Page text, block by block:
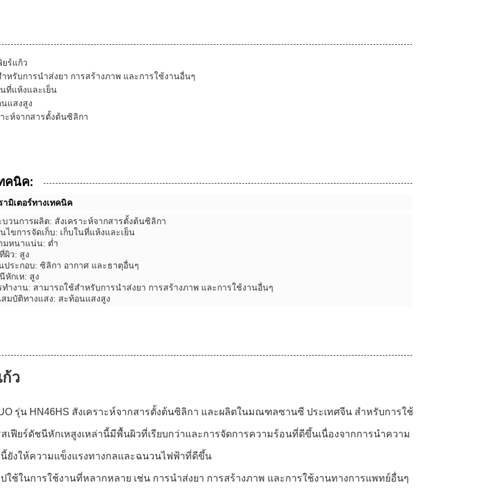
ยร์แก้ว
หรับการนำส่งยา การสร้างภาพ และการใช้งานอื่นๆ
นที่แห้งและเย็น
แสงสูง
าะห์จากสารตั้งต้นซิลิกา
คนิค:
ามิเตอร์ทางเทคนิค
บวนการผลิต: สังเคราะห์จากสารตั้งต้นซิลิกา
นไขการจัดเก็บ: เก็บในที่แห้งและเย็น
มหนาแน่น: ต่ำ
ผิว: สูง
ประกอบ: ซิลิกา อากาศ และธาตุอื่นๆ
หักเห: สูง
ทำงาน: สามารถใช้สำหรับการนำส่งยา การสร้างภาพ และการใช้งานอื่นๆ
มบัติทางแสง: สะท้อนแสงสูง
ว
รุ่น HN46HS สังเคราะห์จากสารตั้งต้นซิลิกา และผลิตในมณฑลซานซี ประเทศจีน สำหรับการใช้
เฟียร์ดัชนีหักเหสูงเหล่านี้มีพื้นผิวที่เรียบกว่าและการจัดการความร้อนที่ดีขึ้นเนื่องจากการนำความ
ยังให้ความแข็งแรงทางกลและฉนวนไฟฟ้าที่ดีขึ้น
ใช้ในการใช้งานที่หลากหลาย เช่น การนำส่งยา การสร้างภาพ และการใช้งานทางการแพทย์อื่นๆ